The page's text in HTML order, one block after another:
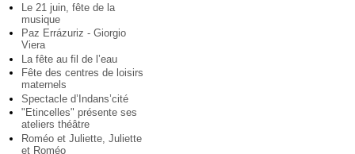
Le 21 juin, fête de la
musique
Paz Errázuriz - Giorgio
Viera
La fête au fil de l’eau
Fête des centres de loisirs
maternels
Spectacle d’Indans’cité
"Etincelles" présente ses
ateliers théâtre
Roméo et Juliette, Juliette
et Roméo